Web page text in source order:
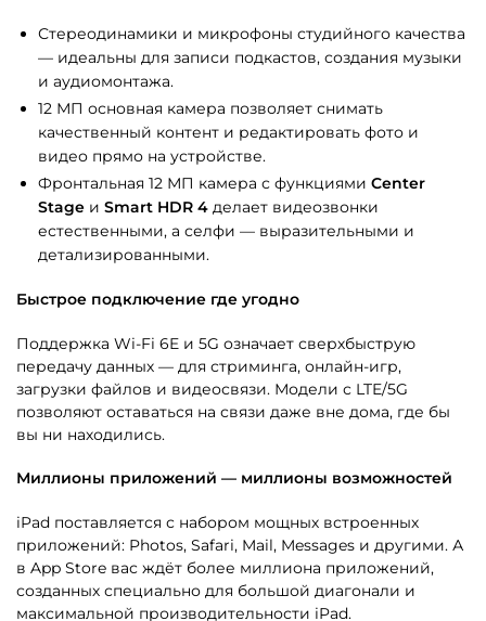
Стереодинамики и микрофоны студийного качества
— идеальны для записи подкастов, создания музыки
и аудиомонтажа.
12 МП основная камера позволяет снимать
качественный контент и редактировать фото и
видео прямо на устройстве.
Фронтальная 12 МП камера с функциями Center
Stage и Smart HDR 4 делает видеозвонки
естественными, а селфи — выразительными и
детализированными.
Быстрое подключение где угодно
Поддержка Wi-Fi 6E и 5G означает сверхбыструю
передачу данных — для стриминга, онлайн-игр,
загрузки файлов и видеосвязи. Модели с LTE/5G
позволяют оставаться на связи даже вне дома, где бы
вы ни находились.
Миллионы приложений — миллионы возможностей
iPad поставляется с набором мощных встроенных
приложений: Photos, Safari, Mail, Messages и другими. А
в App Store вас ждёт более миллиона приложений,
созданных специально для большой диагонали и
максимальной производительности iPad.